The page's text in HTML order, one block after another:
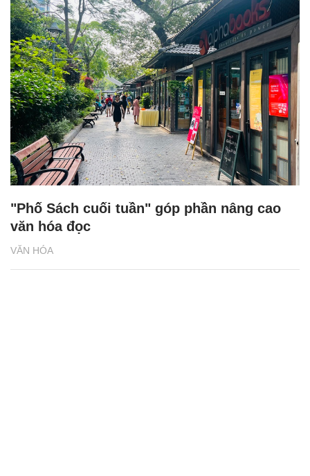
VĂN HÓA
"Phố Sách cuối tuần" góp phần nâng cao
văn hóa đọc